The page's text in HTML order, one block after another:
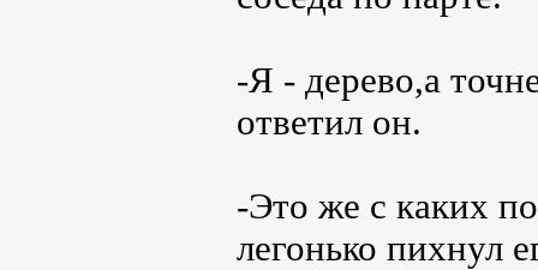
-Я - дерево,а
ответил он.
-Это же с каких
легонько пихнул